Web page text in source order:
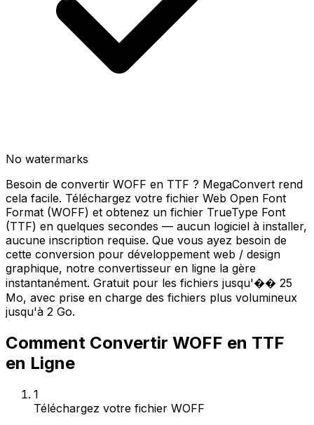
No watermarks
Besoin de convertir WOFF en TTF ? MegaConvert rend
cela facile. Téléchargez votre fichier Web Open Font
Format (WOFF) et obtenez un fichier TrueType Font
(TTF) en quelques secondes — aucun logiciel à installer,
aucune inscription requise. Que vous ayez besoin de
cette conversion pour développement web / design
graphique, notre convertisseur en ligne la gère
instantanément. Gratuit pour les fichiers jusqu'�� 25
Mo, avec prise en charge des fichiers plus volumineux
jusqu'à 2 Go.
Comment Convertir WOFF en TTF
en Ligne
1
Téléchargez votre fichier WOFF